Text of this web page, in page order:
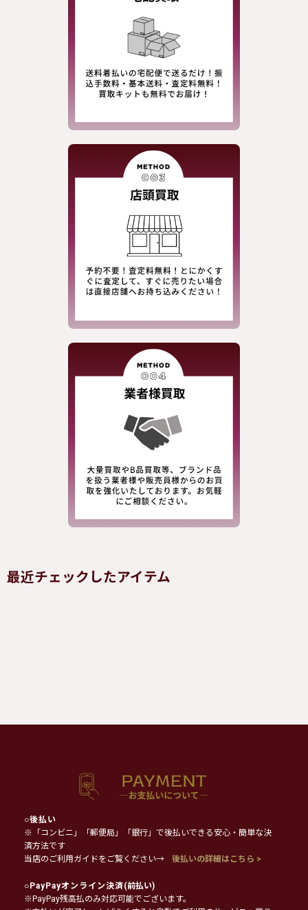
最近チェックしたアイテム
○後払い
※「コンビニ」「郵便局」「銀行」で後払いできる安心・簡単な決
済方法です
当店のご利用ガイドをご覧ください→
後払いの詳細はこちら >
○PayPayオンライン決済(前払い)
※PayPay残高払のみ対応可能でございます。